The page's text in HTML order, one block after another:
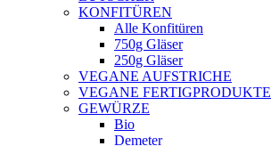
KONFITÜREN
Alle Konfitüren
750g Gläser
250g Gläser
VEGANE AUFSTRICHE
VEGANE FERTIGPRODUKTE
GEWÜRZE
Bio
Demeter